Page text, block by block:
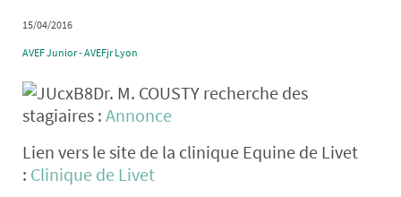
15/04/2016
AVEF Junior - AVEFjr Lyon
Dr. M. COUSTY recherche des
stagiaires : Annonce
Lien vers le site de la clinique Equine de Livet
: Clinique de Livet